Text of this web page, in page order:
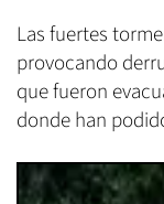
Las fuertes
provocando
que fueron
donde han